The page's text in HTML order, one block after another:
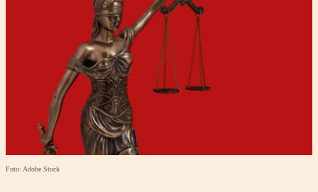
Foto: Adobe Stock